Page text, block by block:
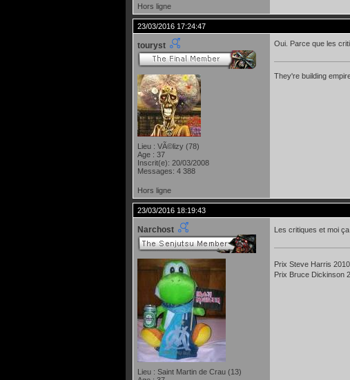
Hors ligne
23/03/2016 17:24:47
touryst
Lieu : VÃ©lizy (78)
Age : 37
Inscrit(e): 20/03/2008
Messages: 4 388
Oui. Parce que les
They're building
Hors ligne
23/03/2016 18:19:43
Narchost
Lieu : Saint Martin de Crau (13)
Les critiques et moi ça
Prix Steve Harris
Prix Bruce Dickinson